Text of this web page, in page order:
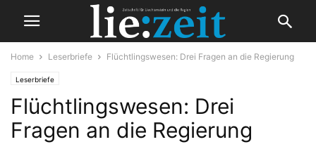
Home Leserbriefe Flüchtlingswesen: Drei Fragen an die Regierung
Leserbriefe
Flüchtlingswesen: Drei
Fragen an die Regierung